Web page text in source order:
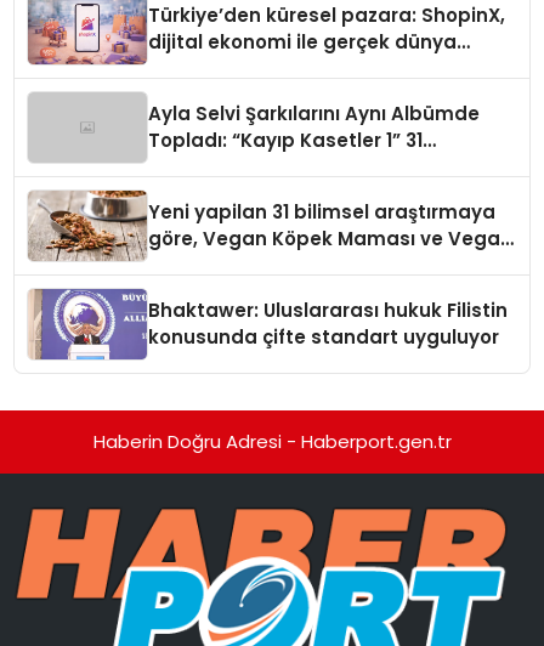
Türkiye’den küresel pazara: ShopinX,
dijital ekonomi ile gerçek dünya
Ayla Selvi Şarkılarını Aynı Albümde
Topladı: “Kayıp Kasetler 1” 31
Yeni yapilan 31 bilimsel araştırmaya
göre, Vegan Köpek Maması ve Vegan
Bhaktawer: Uluslararası hukuk Filistin
konusunda çifte standart uyguluyor
Haberin Doğru Adresi - Haberport.gen.tr